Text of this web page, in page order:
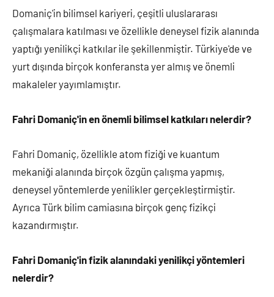
Domaniç'in bilimsel kariyeri, çeşitli uluslararası
çalışmalara katılması ve özellikle deneysel fizik alanında
yaptığı yenilikçi katkılar ile şekillenmiştir. Türkiye'de ve
yurt dışında birçok konferansta yer almış ve önemli
makaleler yayımlamıştır.
Fahri Domaniç'in en önemli bilimsel katkıları nelerdir?
Fahri Domaniç, özellikle atom fiziği ve kuantum
mekaniği alanında birçok özgün çalışma yapmış,
deneysel yöntemlerde yenilikler gerçekleştirmiştir.
Ayrıca Türk bilim camiasına birçok genç fizikçi
kazandırmıştır.
Fahri Domaniç'in fizik alanındaki yenilikçi yöntemleri
nelerdir?